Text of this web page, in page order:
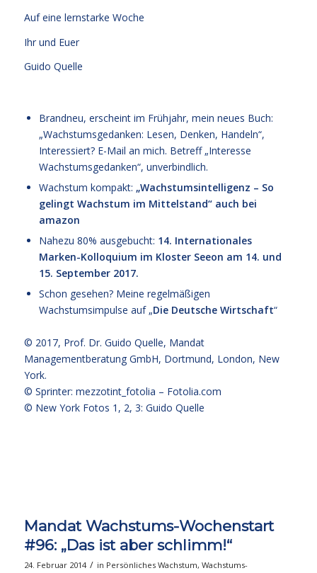
Auf eine lernstarke Woche
Ihr und Euer
Guido Quelle
Brandneu, erscheint im Frühjahr, mein neues Buch:
„Wachstumsgedanken: Lesen, Denken, Handeln“,
Interessiert? E-Mail an mich. Betreff „Interesse
Wachstumsgedanken“, unverbindlich.
Wachstum kompakt: „Wachstumsintelligenz – So
gelingt Wachstum im Mittelstand“ auch bei
amazon
Nahezu 80% ausgebucht: 14. Internationales
Marken-Kolloquium im Kloster Seeon am 14. und
15. September 2017.
Schon gesehen? Meine regelmäßigen
Wachstumsimpulse auf „Die Deutsche Wirtschaft“
© 2017, Prof. Dr. Guido Quelle, Mandat
Managementberatung GmbH, Dortmund, London, New
York.
© Sprinter: mezzotint_fotolia – Fotolia.com
© New York Fotos 1, 2, 3: Guido Quelle
Mandat Wachstums-Wochenstart
#96: „Das ist aber schlimm!“
24. Februar 2014 / in Persönliches Wachstum, Wachstums-